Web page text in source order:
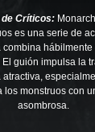
Críticos:
es una serie de
combina hábilmente
guión impulsa la
atractiva,
los monstruos con
asombrosa.